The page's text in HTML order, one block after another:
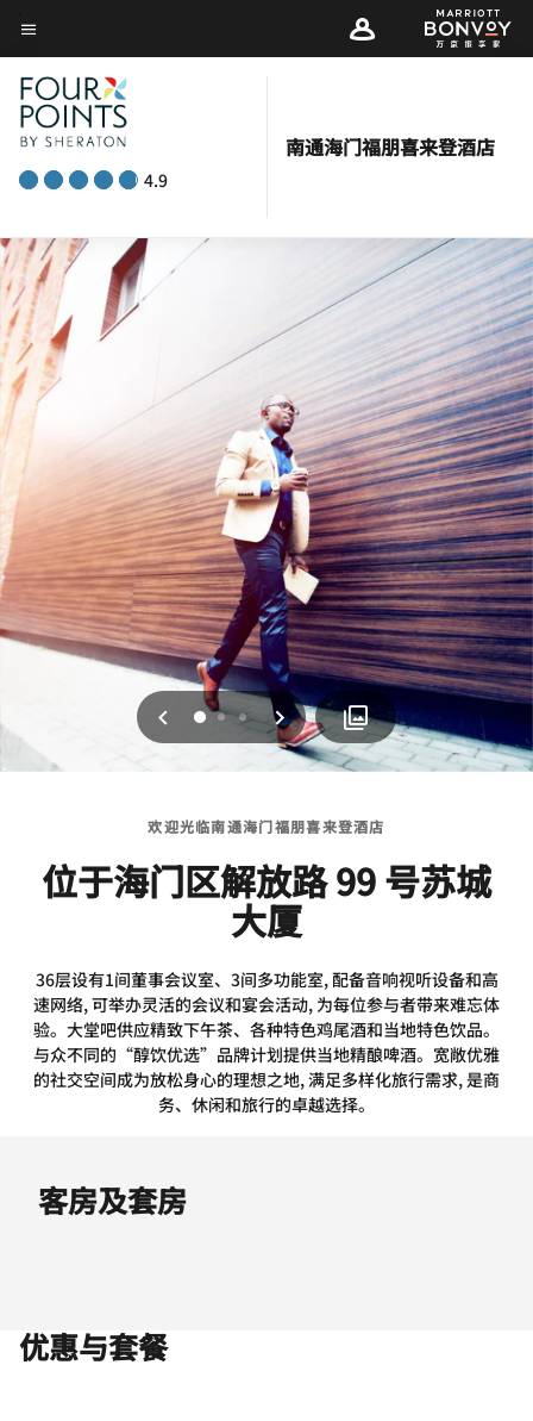
Skip
to
main
content
菜单文本
4.9
南通海门福朋喜来登酒店
上一页
012 下一页
欢迎光临南通海门福朋喜来登酒店
位于海门区解放路 99 号苏城
大厦
36层设有1间董事会议室、3间多功能室, 配备音响视听设备和高
速网络, 可举办灵活的会议和宴会活动, 为每位参与者带来难忘体
验。大堂吧供应精致下午茶、各种特色鸡尾酒和当地特色饮品。
与众不同的“醇饮优选”品牌计划提供当地精酿啤酒。宽敞优雅
的社交空间成为放松身心的理想之地, 满足多样化旅行需求, 是商
务、休闲和旅行的卓越选择。
客房及套房
优惠与套餐